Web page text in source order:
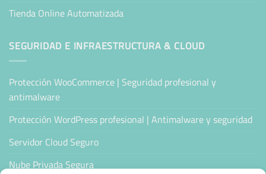
Tienda Online Automatizada
SEGURIDAD E INFRAESTRUCTURA & CLOUD
Protección WooCommerce | Seguridad profesional y
antimalware
Protección WordPress profesional | Antimalware y seguridad
Servidor Cloud Seguro
Nube Privada Segura